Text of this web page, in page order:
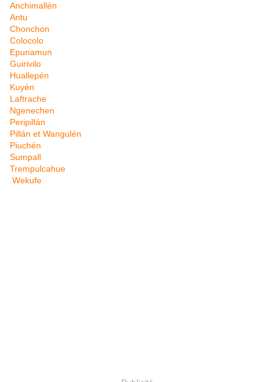
Anchimallén
Antu
Chonchon
Colocolo
Epunamun
Guirivilo
Huallepén
Kuyén
Laftrache
Ngenechen
Peripillán
Pillán et Wangulén
Piuchén
Sumpall
Trempulcahue
Wekufe